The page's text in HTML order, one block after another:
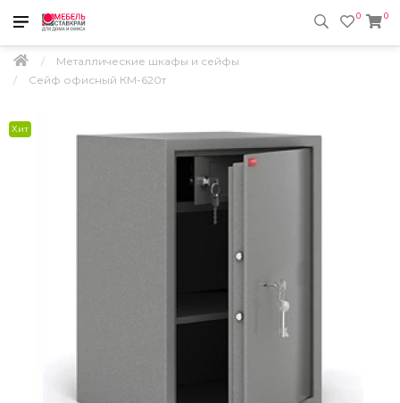
0
0
Металлические шкафы и сейфы
Сейф офисный КМ-620т
Хит